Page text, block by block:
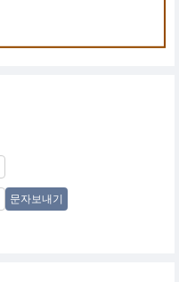
문자보내기